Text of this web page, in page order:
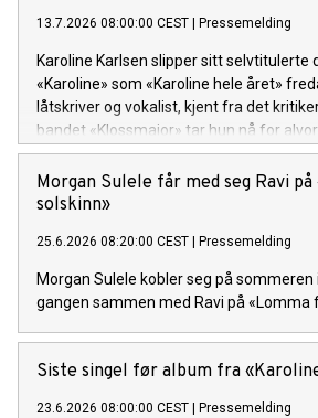
13.7.2026 08:00:00 CEST Pressemelding
Karoline Karlsen slipper sitt selvtitulerte
«Karoline» som «Karoline hele året»
låtskriver og vokalist, kjent fra det
bandet «Klossmajor» tar hun nå for
soloartist. Lytteren inviteres inn i et
univers fullt av varme, humor og
Morgan Sulele får med seg Ravi
solskinn»
25.6.2026 08:20:00 CEST Pressemelding
Morgan Sulele kobler seg på sommeren
gangen sammen med Ravi på «Lomma
Siste singel før album fra
23.6.2026 08:00:00 CEST Pressemelding